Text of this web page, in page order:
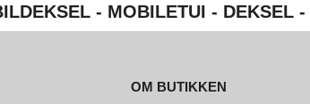
- MOBILETUI - DEKSEL
OM BUTIKKEN